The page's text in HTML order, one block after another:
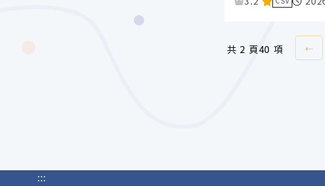
共 2 頁40 項 ⇠上
:::